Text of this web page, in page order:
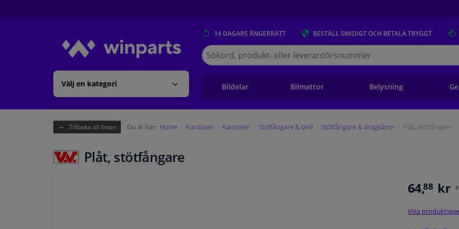
Välj en kategori
14 DAGARS ÅNGERRÄTT BESTÄLL SMIDIGT OCH BETALA TRYGGT
Sök
på
Winparts.se
Bildelar Bilmattor Belysning
Tillbaka till listan Du är här: Home Karosseri Karosseri Stötfångare & Grill Stötfångare & dragkåpor Plåt, stötfångare
Plåt, stötfångare
64,88 kr
Visa